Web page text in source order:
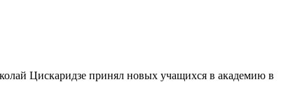
Цискаридзе принял новых учащихся в академию в